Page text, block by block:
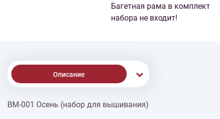
Багетная рама в комплект
набора не входит!
Описание
% Скидки
ВМ-001 Осень (набор для вышивания)